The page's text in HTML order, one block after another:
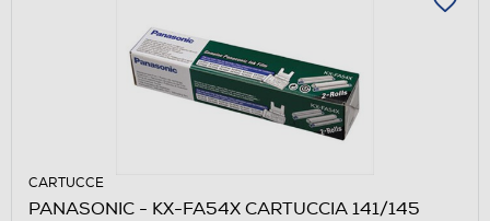
CARTUCCE
PANASONIC - KX-FA54X CARTUCCIA 141/145